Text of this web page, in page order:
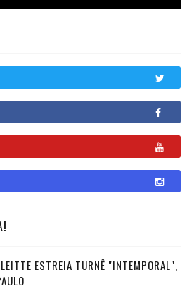
ESTREIA TURNÊ "INTEMPORAL",